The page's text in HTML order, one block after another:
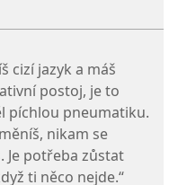
cizí jazyk a máš
postoj, je to
píchlou pneumatiku.
nikam se
Je potřeba zůstat
ti něco nejde.“